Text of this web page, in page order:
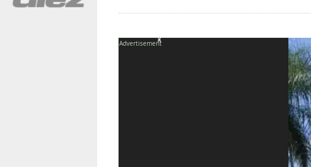
X